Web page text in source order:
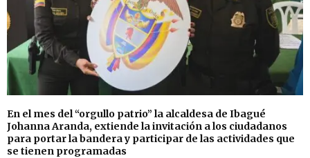
En el mes del “orgullo patrio” la alcaldesa de Ibagué
Johanna Aranda, extiende la invitación a los ciudadanos
para portar la bandera y participar de las actividades que
se tienen programadas